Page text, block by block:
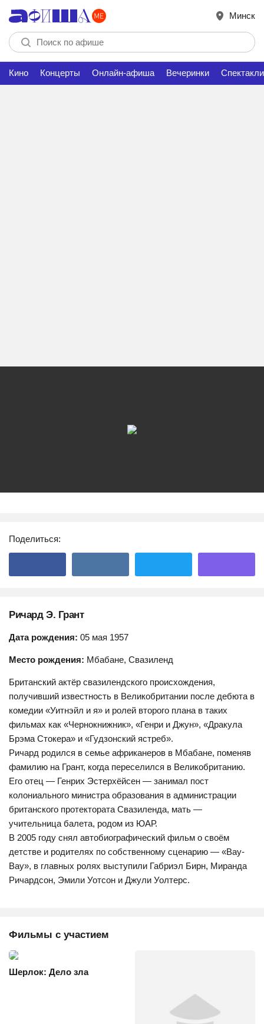
Минск
Кино Концерты Онлайн-афиша Вечеринки Спектакли
Поделиться:
Ричард Э. Грант
Дата рождения: 05 мая 1957
Место рождения: Мбабане, Свазиленд
Британский актёр свазилендского происхождения,
получивший известность в Великобритании после дебюта в
комедии «Уитнэйл и я» и ролей второго плана в таких
фильмах как «Чернокнижник», «Генри и Джун», «Дракула
Брэма Стокера» и «Гудзонский ястреб».
Ричард родился в семье африканеров в Мбабане, поменяв
фамилию на Грант, когда переселился в Великобританию.
Его отец — Генрих Эстерхёйсен — занимал пост
колониального министра образования в администрации
британского протектората Свазиленда, мать —
учительница балета, родом из ЮАР.
В 2005 году снял автобиографический фильм о своём
детстве и родителях по собственному сценарию — «Вау-
Вау», в главных ролях выступили Габриэл Бирн, Миранда
Ричардсон, Эмили Уотсон и Джули Уолтерс.
Фильмы с участием
Шерлок: Дело зла